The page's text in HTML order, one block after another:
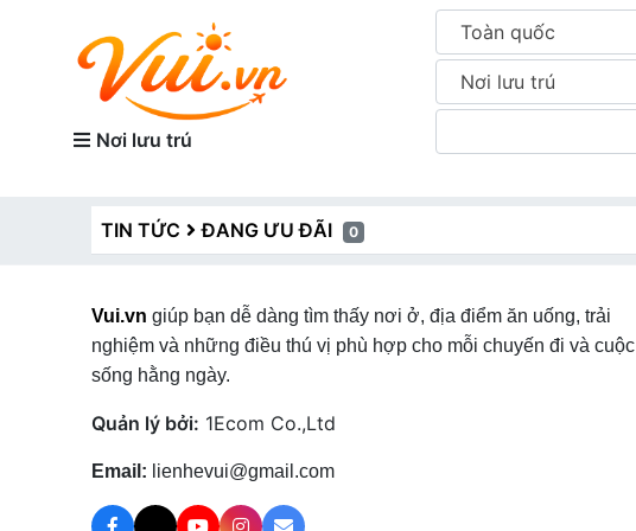
Nơi lưu trú
Toàn quốc
Nơi lưu trú
TIN TỨC ĐANG ƯU ĐÃI 0
Vui.vn giúp bạn dễ dàng tìm thấy nơi ở, địa điểm ăn uống, trải
nghiệm và những điều thú vị phù hợp cho mỗi chuyến đi và cuộc
sống hằng ngày.
Quản lý bởi: 1Ecom Co.,Ltd
Email: lienhevui@gmail.com